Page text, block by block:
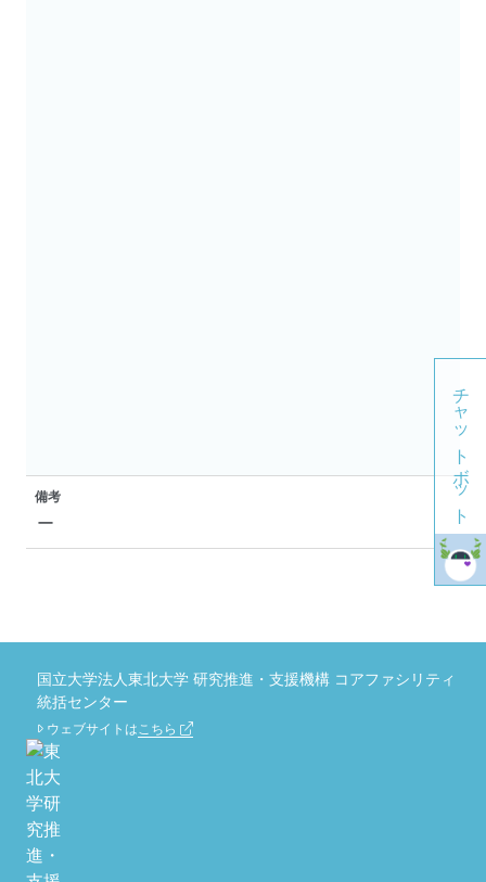
備考
ー チャットボット
国立大学法人東北大学 研究推進・支援機構 コアファシリティ
統括センター
ウェブサイトはこちら